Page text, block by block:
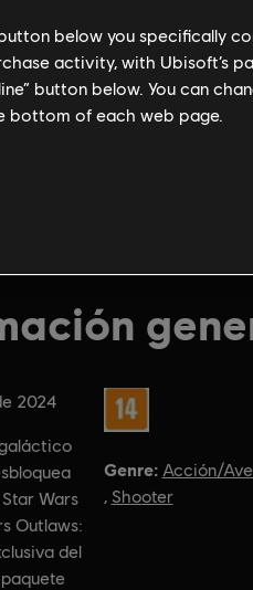
2024
Wars
Outlaws:
del
Rating :
Genre: Acción/
, Shooter
below you specifically
activity, with Ubisoft’s
button below. You can
bottom of each web page.